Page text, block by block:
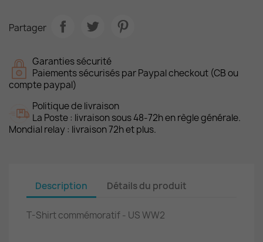
Partager
Garanties sécurité
Paiements sécurisés par Paypal checkout (CB ou
compte paypal)
Politique de livraison
La Poste : livraison sous 48-72h en règle générale.
Mondial relay : livraison 72h et plus.
Description Détails du produit
T-Shirt commémoratif - US WW2